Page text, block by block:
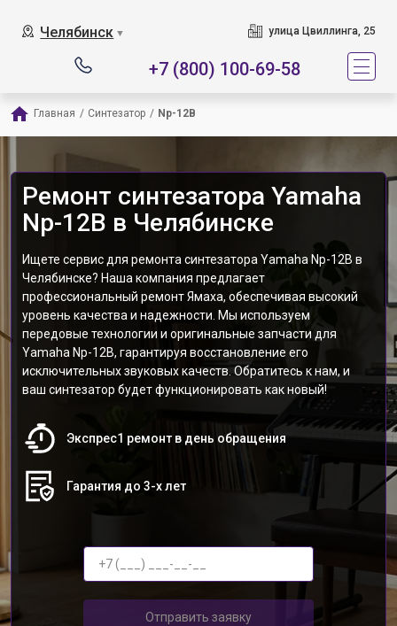
Челябинск ▼ улица Цвиллинга, 25
+7 (800) 100-69-58
Главная / Синтезатор / Np-12B
Ремонт синтезатора Yamaha
Np-12B в Челябинске
Ищете сервис для ремонта синтезатора Yamaha Np-12B в
Челябинске? Наша компания предлагает
профессиональный ремонт Ямаха, обеспечивая высокий
уровень качества и надежности. Мы используем
передовые технологии и оригинальные запчасти для
Yamaha Np-12B, гарантируя восстановление его
исключительных звуковых качеств. Обратитесь к нам, и
ваш синтезатор будет функционировать как новый!
Экспрес1 ремонт в день обращения
Гарантия до 3-х лет
Отправить заявку